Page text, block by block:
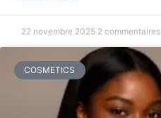
22 novembre 2025 2 commentaires
COSMETICS